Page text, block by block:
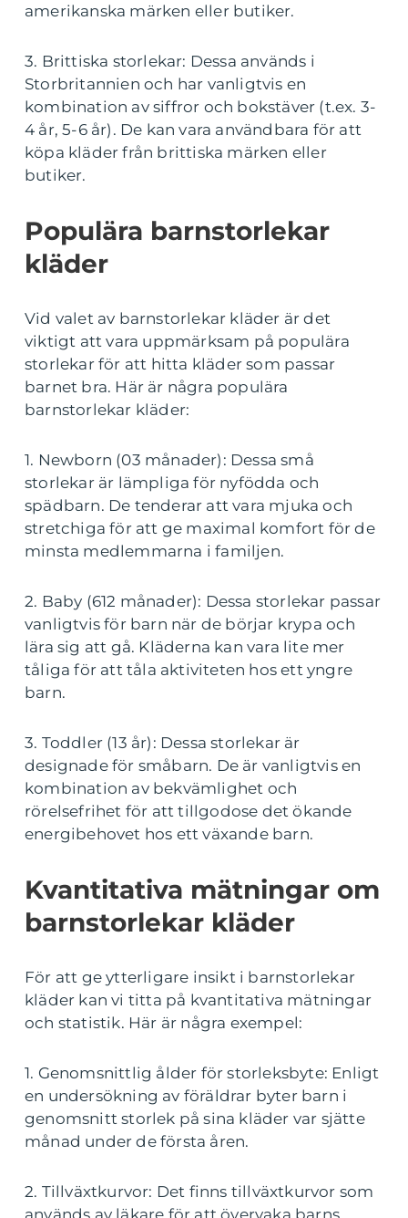
amerikanska märken eller butiker.
3. Brittiska storlekar: Dessa används i
Storbritannien och har vanligtvis en
kombination av siffror och bokstäver (t.ex. 3-
4 år, 5-6 år). De kan vara användbara för att
köpa kläder från brittiska märken eller
butiker.
Populära barnstorlekar
kläder
Vid valet av barnstorlekar kläder är det
viktigt att vara uppmärksam på populära
storlekar för att hitta kläder som passar
barnet bra. Här är några populära
barnstorlekar kläder:
1. Newborn (03 månader): Dessa små
storlekar är lämpliga för nyfödda och
spädbarn. De tenderar att vara mjuka och
stretchiga för att ge maximal komfort för de
minsta medlemmarna i familjen.
2. Baby (612 månader): Dessa storlekar passar
vanligtvis för barn när de börjar krypa och
lära sig att gå. Kläderna kan vara lite mer
tåliga för att tåla aktiviteten hos ett yngre
barn.
3. Toddler (13 år): Dessa storlekar är
designade för småbarn. De är vanligtvis en
kombination av bekvämlighet och
rörelsefrihet för att tillgodose det ökande
energibehovet hos ett växande barn.
Kvantitativa mätningar om
barnstorlekar kläder
För att ge ytterligare insikt i barnstorlekar
kläder kan vi titta på kvantitativa mätningar
och statistik. Här är några exempel:
1. Genomsnittlig ålder för storleksbyte: Enligt
en undersökning av föräldrar byter barn i
genomsnitt storlek på sina kläder var sjätte
månad under de första åren.
2. Tillväxtkurvor: Det finns tillväxtkurvor som
används av läkare för att övervaka barns